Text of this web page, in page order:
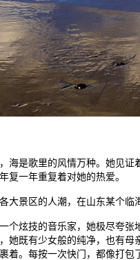
海是歌里的风情万种。她见
复一年重复着对她的热爱。
大景区的人潮，在山东某个临
个炫技的音乐家，她极尽夸
她既有少女般的纯净，也有
着。每按一次快门，都像打包